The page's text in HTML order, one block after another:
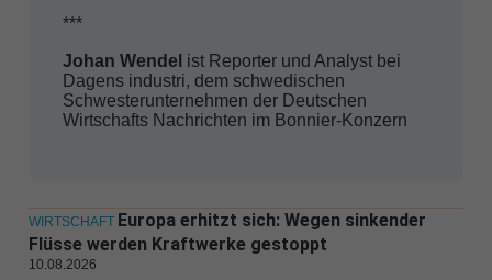
***
Johan Wendel ist Reporter und Analyst bei
Dagens industri, dem schwedischen
Schwesterunternehmen der Deutschen
Wirtschafts Nachrichten im Bonnier-Konzern
WIRTSCHAFT Europa erhitzt sich: Wegen sinkender
Flüsse werden Kraftwerke gestoppt
10.08.2026